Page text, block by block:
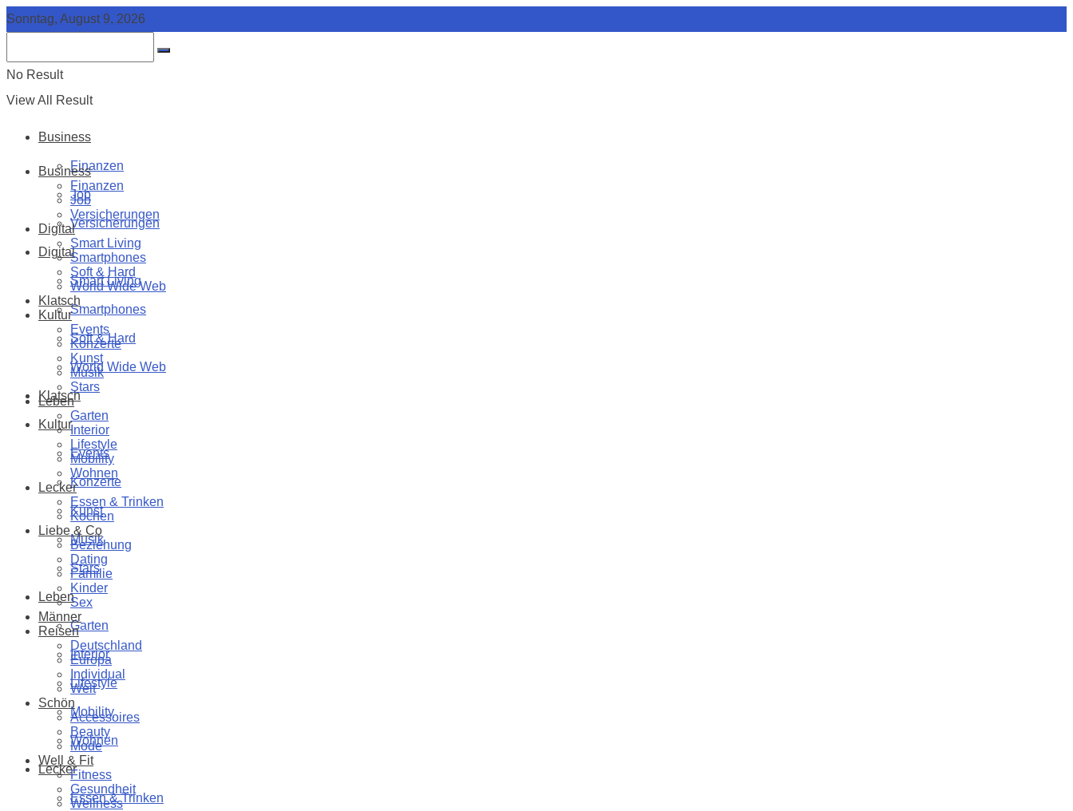
Sonntag, August 9, 2026
No Result
View All Result
Business
Finanzen
Job
Versicherungen
Digital
Smart Living
Smartphones
Soft & Hard
World Wide Web
Klatsch
Kultur
Events
Konzerte
Kunst
Musik
Stars
Leben
Garten
Interior
Lifestyle
Mobility
Wohnen
Lecker
Essen & Trinken
Business
Finanzen
Job
Versicherungen
Digital
Smart Living
Smartphones
Soft & Hard
World Wide Web
Klatsch
Kultur
Events
Konzerte
Kunst
Musik
Stars
Leben
Garten
Interior
Lifestyle
Mobility
Wohnen
Lecker
Essen & Trinken
Kochen
Liebe & Co
Beziehung
Dating
Familie
Kinder
Sex
Männer
Reisen
Deutschland
Europa
Individual
Welt
Schön
Accessoires
Beauty
Mode
Well & Fit
Fitness
Gesundheit
Wellness